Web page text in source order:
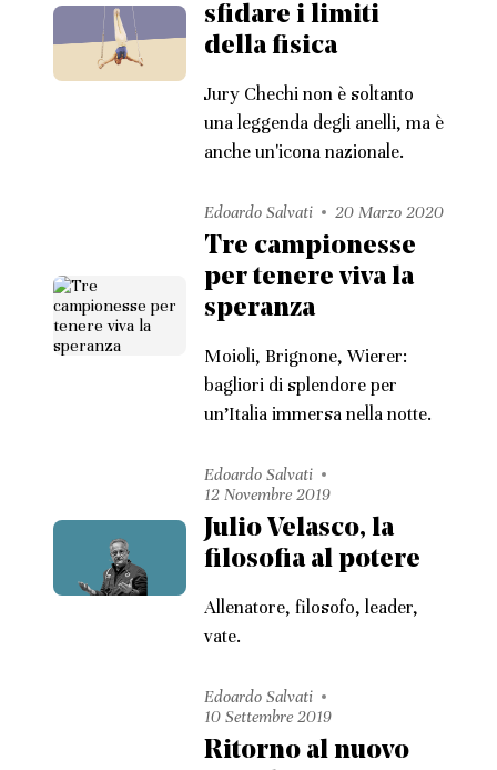
sfidare i limiti
della fisica
Jury Chechi non è soltanto
una leggenda degli anelli, ma è
anche un'icona nazionale.
Edoardo Salvati 20 Marzo 2020
Tre campionesse
per tenere viva la
speranza
Moioli, Brignone, Wierer:
bagliori di splendore per
un’Italia immersa nella notte.
Edoardo Salvati
12 Novembre 2019
Julio Velasco, la
filosofia al potere
Allenatore, filosofo, leader,
vate.
Edoardo Salvati
10 Settembre 2019
Ritorno al nuovo